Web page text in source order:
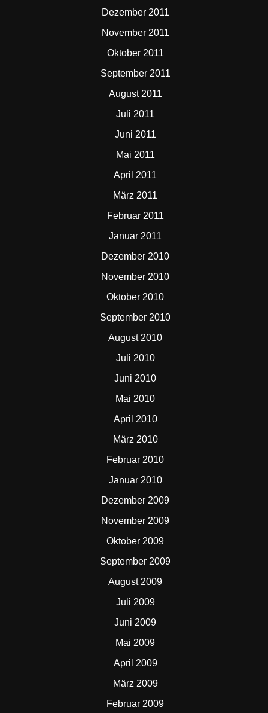
Dezember 2011
November 2011
Oktober 2011
September 2011
August 2011
Juli 2011
Juni 2011
Mai 2011
April 2011
März 2011
Februar 2011
Januar 2011
Dezember 2010
November 2010
Oktober 2010
September 2010
August 2010
Juli 2010
Juni 2010
Mai 2010
April 2010
März 2010
Februar 2010
Januar 2010
Dezember 2009
November 2009
Oktober 2009
September 2009
August 2009
Juli 2009
Juni 2009
Mai 2009
April 2009
März 2009
Februar 2009